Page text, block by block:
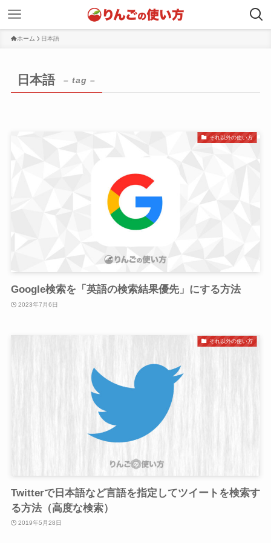
ホーム 日本語
日本語 – tag –
それ以外の使い方
Google検索を「英語の検索結果優先」にする方法
2023年7月6日
それ以外の使い方
Twitterで日本語など言語を指定してツイートを検索す
る方法（高度な検索）
2019年5月28日